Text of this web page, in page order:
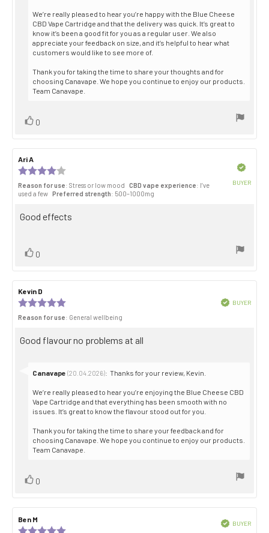
We’re really pleased to hear you’re happy with the Blue Cheese
CBD Vape Cartridge and that the delivery was quick. It’s great to
know it’s been a good fit for you as a regular user. We also
appreciate your feedback on size, and it’s helpful to hear what
customers would like to see more of.
Thank you for taking the time to share your thoughts and for
choosing Canavape. We hope you continue to enjoy our products.
Team Canavape.
Vote
0
Review
author:
Ari A
date:
4.0
out
5
Reason for use: Stress or low mood CBD vape experience: I’ve
used a few Preferred strength: 500–1000mg
BUYER
Review
Good effects
Vote
0
Review
author:
Kevin D
date:
5.0
of
Reason for use: General wellbeing
VerifiedBUYER
Review
Good flavour no problems at all
Reply
Canavape (20.04.2026): Thanks for your review, Kevin.
We’re really pleased to hear you’re enjoying the Blue Cheese CBD
Vape Cartridge and that everything has been smooth with no
issues. It’s great to know the flavour stood out for you.
Thank you for taking the time to share your feedback and for
choosing Canavape. We hope you continue to enjoy our products.
Team Canavape.
Vote
0
Review
author:
Ben M
date:
VerifiedBUYER